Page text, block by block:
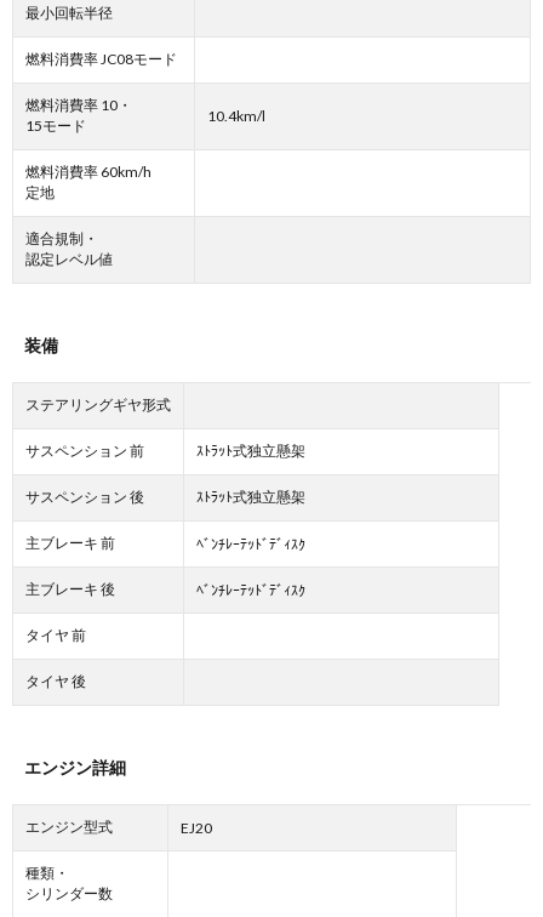
最小回転半径
燃料消費率 JC08モード
燃料消費率 10・
15モード
10.4km/l
燃料消費率 60km/h
定地
適合規制・
認定レベル値
装備
ステアリングギヤ形式
サスペンション 前 ｽﾄﾗｯﾄ式独立懸架
サスペンション 後 ｽﾄﾗｯﾄ式独立懸架
主ブレーキ 前 ﾍﾞﾝﾁﾚｰﾃｯﾄﾞﾃﾞｨｽｸ
主ブレーキ 後 ﾍﾞﾝﾁﾚｰﾃｯﾄﾞﾃﾞｨｽｸ
タイヤ 前
タイヤ 後
エンジン詳細
エンジン型式 EJ20
種類・
シリンダー数